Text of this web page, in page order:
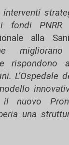
fondi
alla
e
L’Ospedale
nuovo
una